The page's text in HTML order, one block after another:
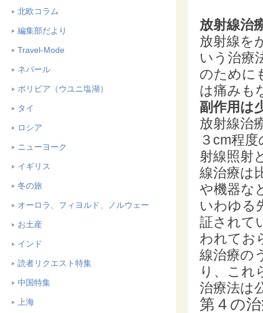
北欧コラム
編集部だより
Travel-Mode
ネパール
ボリビア（ウユニ塩湖）
タイ
ロシア
ニューヨーク
イギリス
冬の旅
オーロラ、フィヨルド、ノルウェー
お土産
インド
読者リクエスト特集
中国特集
上海
放射線治
放射線を
いう治療
のために
は痛みも
副作用は
放射線治
３cm程
射線照射
線治療は
や機器な
いわゆる
証されて
われてお
線治療の
り、これ
治療法は
第４の